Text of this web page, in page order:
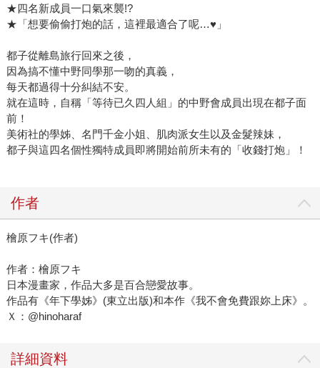
★四名新成員一口氣來襲!?
★「想要偷偷打炮的話，這裡最適合了呢…♥」
都子從離島旅行回來之後，
因為搞不懂中野同學那一吻的真義，
每天都過得十分糾結不安。
就在這時，自稱「等待已久四人組」的中野會成員出現在都子面
前！
美術社的學姊、名門千金小姐、肌肉派女生以及金髮辣妹，
都子與這四名個性獨特成員即將開始前所未有的「收錢打炮」！
作者
檜原フキ(作者)
作者：檜原フキ
日本漫畫家，作品大多是百合戀愛故事。
作品有《年下學姊》(東立出版)和本作《我不會免費跟妳上床》。
Ｘ：@hinoharaf
詳細資料